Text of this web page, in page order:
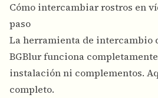
Cómo intercambiar rostros en
paso
La herramienta de intercambio
BGBlur funciona
instalación ni complementos.
completo.